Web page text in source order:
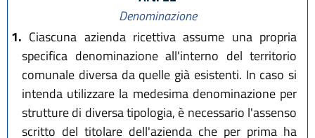
Denominazione
1. Ciascuna azienda ricettiva assume una propria
specifica denominazione all'interno del territorio
comunale diversa da quelle già esistenti. In caso si
intenda utilizzare la medesima denominazione per
strutture di diversa tipologia, è necessario l'assenso
scritto del titolare dell'azienda che per prima ha